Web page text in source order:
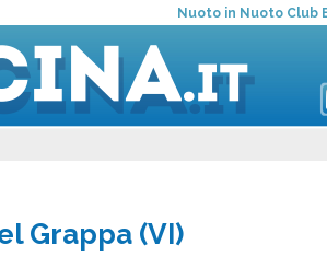
Nuoto in Nuoto Club
Grappa (VI)